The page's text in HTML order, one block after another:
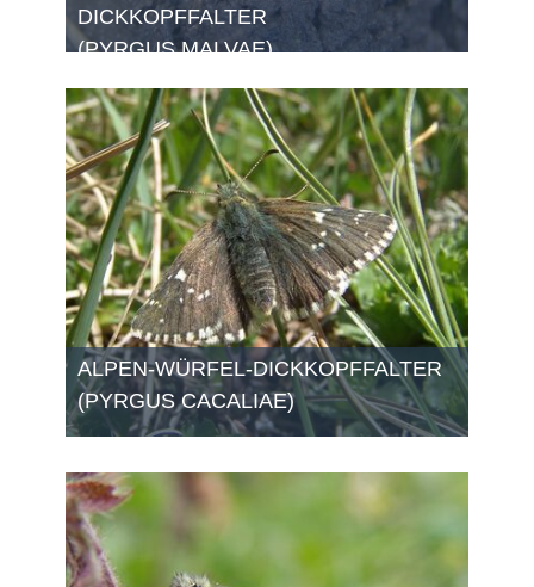
DICKKOPFFALTER
(PYRGUS MALVAE)
ALPEN-WÜRFEL-DICKKOPFFALTER
(PYRGUS CACALIAE)